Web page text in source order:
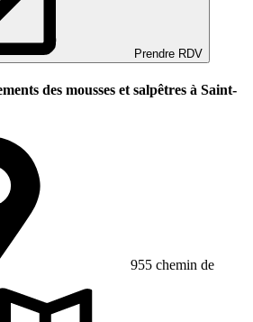
Prendre RDV
des mousses et salpêtres à Saint-
955 chemin de